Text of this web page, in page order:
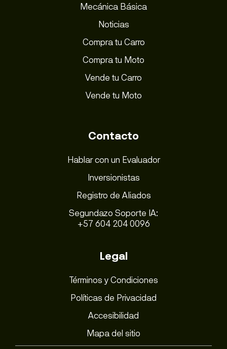
Mecánica Básica
Noticias
Compra tu Carro
Compra tu Moto
Vende tu Carro
Vende tu Moto
Contacto
Hablar con un Evaluador
Inversionistas
Registro de Aliados
Segundazo Soporte IA:
+57 604 204 0096
Legal
Términos y Condiciones
Políticas de Privacidad
Accesibilidad
Mapa del sitio